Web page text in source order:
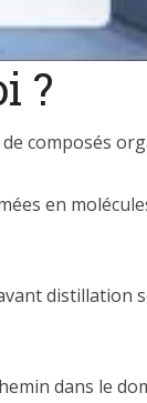
?
composés
en
dans le